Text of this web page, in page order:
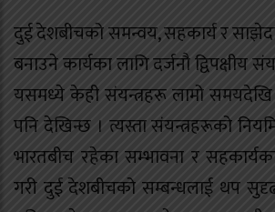
दुई देशबीचको समन्वय, सहकार्य र
बनाउने कार्यका लागि दर्जनौ द्विपक्षीय
यसमध्ये केही संयन्त्रहरू लामो समयदेखि
पनि देखिन्छ । त्यस्ता संयन्त्रहरूको
भारतबीच रहेका सम्भावना र
गरी दुई देशबीचको सम्बन्धलाई थप